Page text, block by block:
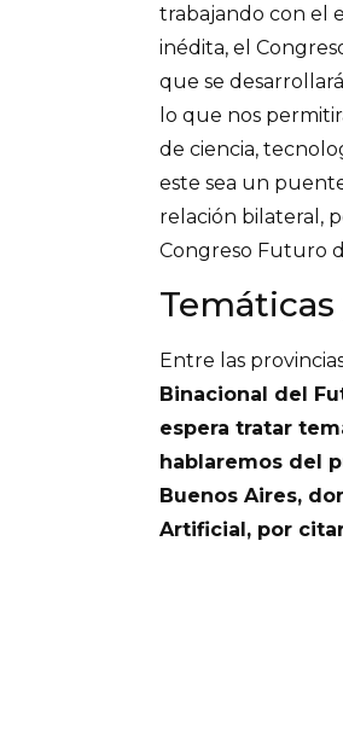
trabajando con el
inédita, el
que se
lo que nos
de ciencia,
este sea un
relación bilateral,
Congreso Futuro
Entre las
Binacional del
espera tratar
hablaremos del
Buenos Aires,
Artificial, por